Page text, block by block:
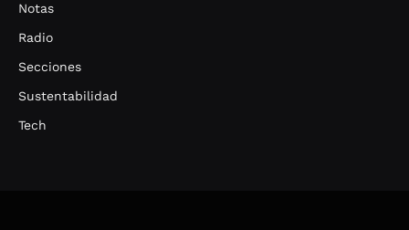
Notas
Radio
Secciones
Sustentabilidad
Tech